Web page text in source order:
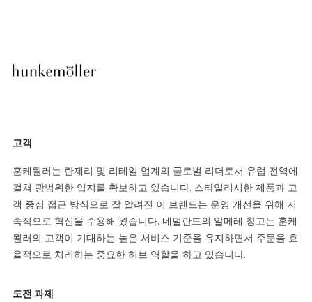
고객
훈케묄러는 란제리 및 리테일 업계의 글로벌 리더로서 유럽 전역에
걸쳐 광범위한 입지를 확보하고 있습니다. 스타일리시한 제품과 고
객 중심 접근 방식으로 잘 알려진 이 브랜드는 운영 개선을 위해 지
속적으로 혁신을 수용해 왔습니다. 네덜란드의 알메레 창고는 훈케
묄러의 고객이 기대하는 높은 서비스 기준을 유지하면서 주문을 효
율적으로 처리하는 중요한 허브 역할을 하고 있습니다.
도전 과제